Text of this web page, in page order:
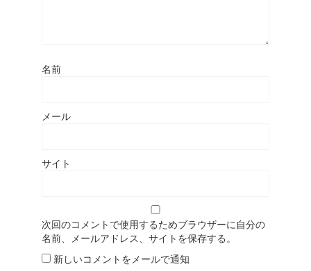
名前
メール
サイト
次回のコメントで使用するためブラウザーに自分の
名前、メールアドレス、サイトを保存する。
新しいコメントをメールで通知